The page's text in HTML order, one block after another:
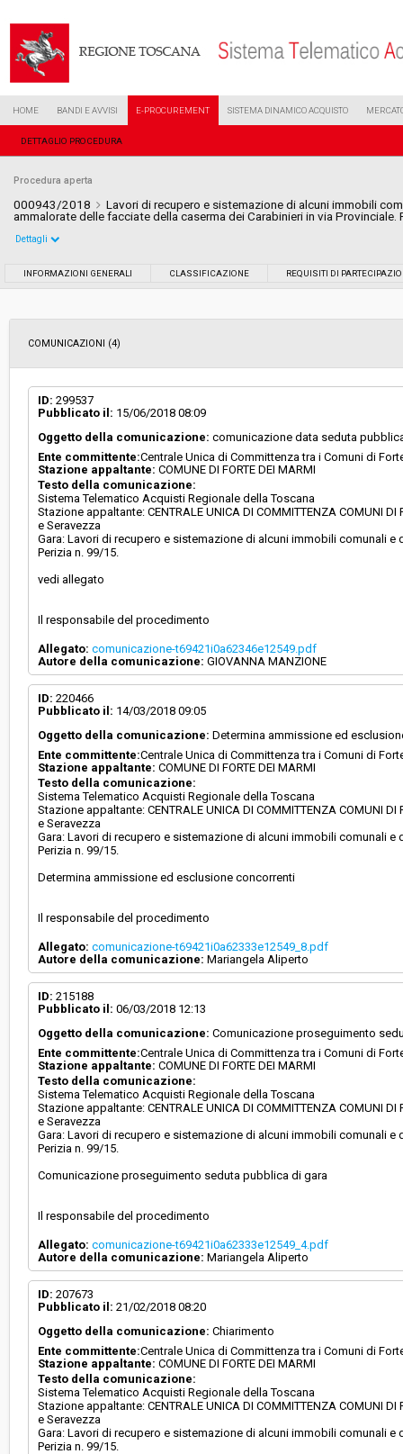
HOME BANDI E AVVISI E-PROCUREMENT SISTEMA DINAMICO ACQUISTO
DETTAGLIO PROCEDURA
Procedura aperta
000943/2018
Lavori di recupero e sistemazione di alcuni immobili
ammalorate delle facciate della caserma dei Carabinieri in via Provinciale.
Data pubblicazione:
Svolgimento:
Responsabile attuale:
CENTRALE UNICA DI COMMITTENZA COMUNI
MARMI E SERAVEZZA - Centrale Unica di
comuni di Forte dei Marmi e Seravezza
Dettagli
INFORMAZIONI GENERALI CLASSIFICAZIONE REQUISITI DI
COMUNICAZIONI (4)
ID: 299537
Pubblicato il: 15/06/2018 08:09
Oggetto della comunicazione: comunicazione data seduta
Ente committente:Centrale Unica di Committenza tra i Comuni di
Stazione appaltante: COMUNE DI FORTE DEI MARMI
Testo della comunicazione:
Sistema Telematico Acquisti Regionale della Toscana
Stazione appaltante: CENTRALE UNICA DI COMMITTENZA COMUNI
e Seravezza
Gara: Lavori di recupero e sistemazione di alcuni immobili comunali
Perizia n. 99/15.
vedi allegato
Il responsabile del procedimento
Allegato: comunicazione-t69421i0a62346e12549.pdf
Autore della comunicazione: GIOVANNA MANZIONE
ID: 220466
Pubblicato il: 14/03/2018 09:05
Oggetto della comunicazione: Determina ammissione ed
Ente committente:Centrale Unica di Committenza tra i Comuni di
Stazione appaltante: COMUNE DI FORTE DEI MARMI
Testo della comunicazione:
Sistema Telematico Acquisti Regionale della Toscana
Stazione appaltante: CENTRALE UNICA DI COMMITTENZA COMUNI
e Seravezza
Gara: Lavori di recupero e sistemazione di alcuni immobili comunali
Perizia n. 99/15.
Determina ammissione ed esclusione concorrenti
Il responsabile del procedimento
Allegato: comunicazione-t69421i0a62333e12549_8.pdf
Autore della comunicazione: Mariangela Aliperto
ID: 215188
Pubblicato il: 06/03/2018 12:13
Oggetto della comunicazione: Comunicazione proseguimento
Ente committente:Centrale Unica di Committenza tra i Comuni di
Stazione appaltante: COMUNE DI FORTE DEI MARMI
Testo della comunicazione:
Sistema Telematico Acquisti Regionale della Toscana
Stazione appaltante: CENTRALE UNICA DI COMMITTENZA COMUNI
e Seravezza
Gara: Lavori di recupero e sistemazione di alcuni immobili comunali
Perizia n. 99/15.
Comunicazione proseguimento seduta pubblica di gara
Il responsabile del procedimento
Allegato: comunicazione-t69421i0a62333e12549_4.pdf
Autore della comunicazione: Mariangela Aliperto
ID: 207673
Pubblicato il: 21/02/2018 08:20
Oggetto della comunicazione: Chiarimento
Ente committente:Centrale Unica di Committenza tra i Comuni di
Stazione appaltante: COMUNE DI FORTE DEI MARMI
Testo della comunicazione:
Sistema Telematico Acquisti Regionale della Toscana
Stazione appaltante: CENTRALE UNICA DI COMMITTENZA COMUNI
e Seravezza
Gara: Lavori di recupero e sistemazione di alcuni immobili comunali
Perizia n. 99/15.